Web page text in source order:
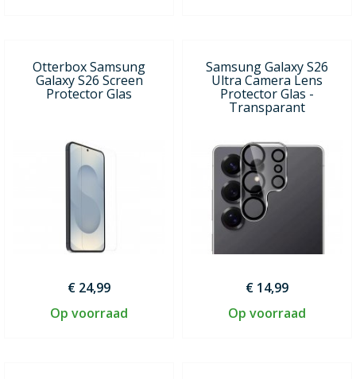
Otterbox Samsung
Galaxy S26 Screen
Protector Glas
€ 24,99
Op voorraad
Samsung Galaxy S26
Ultra Camera Lens
Protector Glas -
Transparant
€ 14,99
Op voorraad